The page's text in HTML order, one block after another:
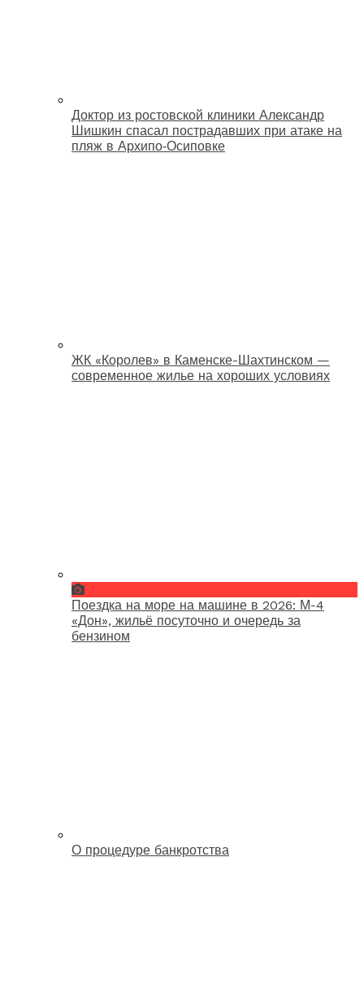
Доктор из ростовской клиники Александр
Шишкин спасал пострадавших при атаке на
пляж в Архипо‑Осиповке
ЖК «Королев» в Каменске-Шахтинском —
современное жилье на хороших условиях
Поездка на море на машине в 2026: М-4
«Дон», жильё посуточно и очередь за
бензином
О процедуре банкротства